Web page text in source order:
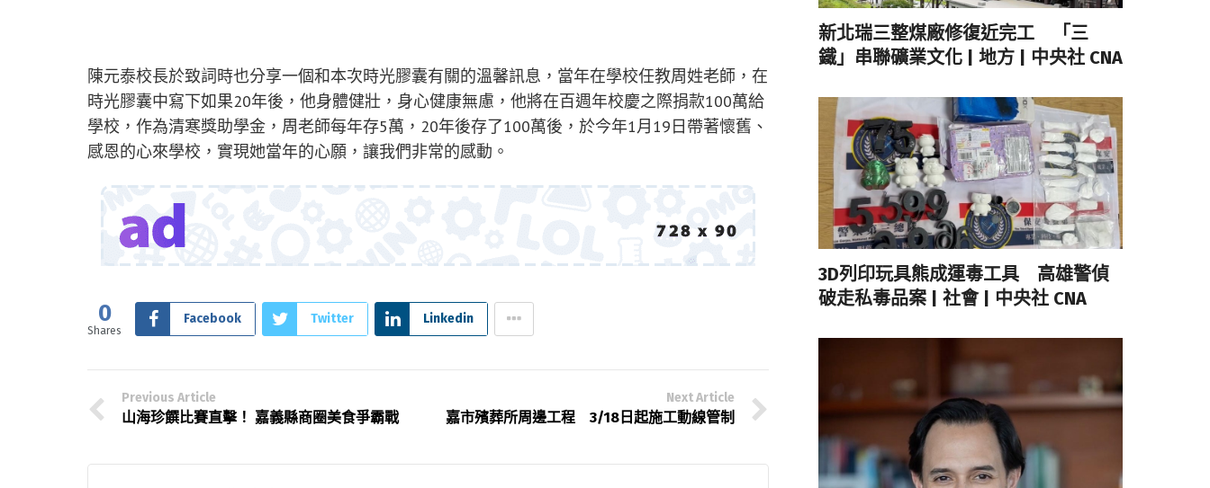
陳元泰校長於致詞時也分享一個和本次時光膠囊有關的溫馨訊息，當年在學校任教周姓老師，在
時光膠囊中寫下如果20年後，他身體健壯，身心健康無慮，他將在百週年校慶之際捐款100萬給
學校，作為清寒獎助學金，周老師每年存5萬，20年後存了100萬後，於今年1月19日帶著懷舊、
感恩的心來學校，實現她當年的心願，讓我們非常的感動。
0
Shares
Facebook Twitter Linkedin
Previous Article
山海珍饌比賽直擊！ 嘉義縣商圈美食爭霸戰
Next Article
嘉市殯葬所周邊工程 3/18日起施工動線管制
新北瑞三整煤廠修復近完工 「三
鐵」串聯礦業文化 | 地方 | 中央社 CNA
3D列印玩具熊成運毒工具 高雄警偵
破走私毒品案 | 社會 | 中央社 CNA